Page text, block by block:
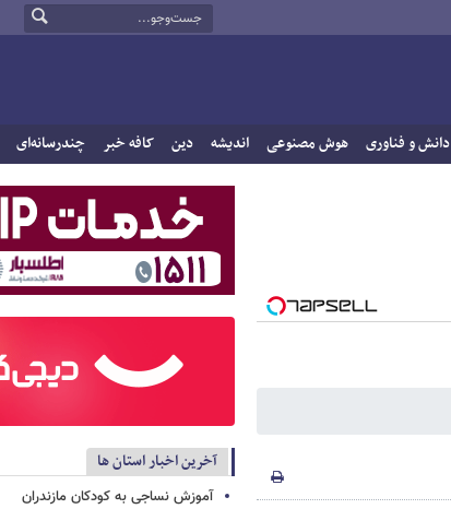
دانش و فناوری هوش مصنوعی اندیشه دین کافه خبر چندرسانه‌ای
آخرین اخبار استان ها
آموزش نساجی به کودکان مازندران